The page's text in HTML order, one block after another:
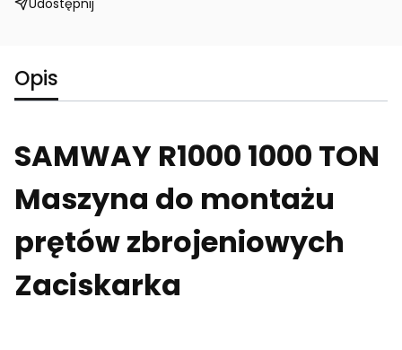
Opis
SAMWAY R1000 1000 TON
Maszyna do montażu
prętów zbrojeniowych
Zaciskarka